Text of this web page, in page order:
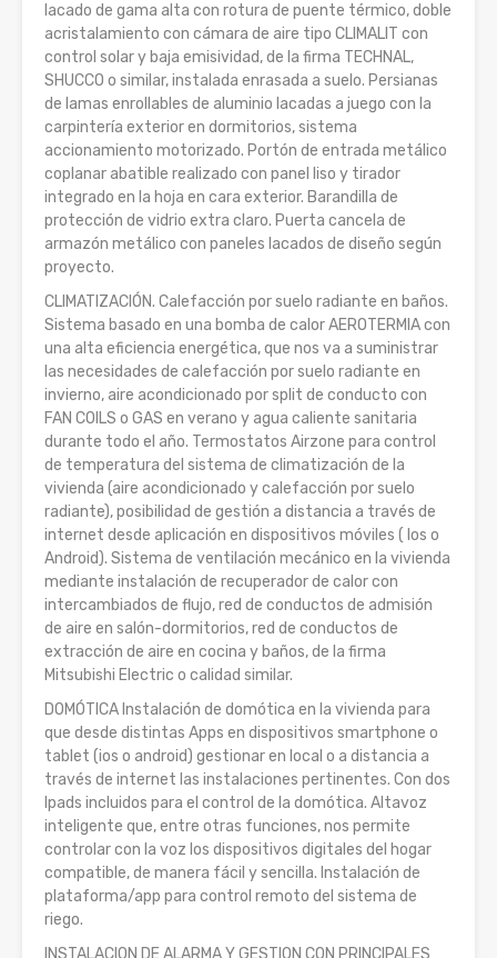
lacado de gama alta con rotura de puente térmico, doble
acristalamiento con cámara de aire tipo CLIMALIT con
control solar y baja emisividad, de la firma TECHNAL,
SHUCCO o similar, instalada enrasada a suelo. Persianas
de lamas enrollables de aluminio lacadas a juego con la
carpintería exterior en dormitorios, sistema
accionamiento motorizado. Portón de entrada metálico
coplanar abatible realizado con panel liso y tirador
integrado en la hoja en cara exterior. Barandilla de
protección de vidrio extra claro. Puerta cancela de
armazón metálico con paneles lacados de diseño según
proyecto.
CLIMATIZACIÓN. Calefacción por suelo radiante en baños.
Sistema basado en una bomba de calor AEROTERMIA con
una alta eficiencia energética, que nos va a suministrar
las necesidades de calefacción por suelo radiante en
invierno, aire acondicionado por split de conducto con
FAN COILS o GAS en verano y agua caliente sanitaria
durante todo el año. Termostatos Airzone para control
de temperatura del sistema de climatización de la
vivienda (aire acondicionado y calefacción por suelo
radiante), posibilidad de gestión a distancia a través de
internet desde aplicación en dispositivos móviles ( Ios o
Android). Sistema de ventilación mecánico en la vivienda
mediante instalación de recuperador de calor con
intercambiados de flujo, red de conductos de admisión
de aire en salón-dormitorios, red de conductos de
extracción de aire en cocina y baños, de la firma
Mitsubishi Electric o calidad similar.
DOMÓTICA Instalación de domótica en la vivienda para
que desde distintas Apps en dispositivos smartphone o
tablet (ios o android) gestionar en local o a distancia a
través de internet las instalaciones pertinentes. Con dos
Ipads incluidos para el control de la domótica. Altavoz
inteligente que, entre otras funciones, nos permite
controlar con la voz los dispositivos digitales del hogar
compatible, de manera fácil y sencilla. Instalación de
plataforma/app para control remoto del sistema de
riego.
INSTALACION DE ALARMA Y GESTION CON PRINCIPALES